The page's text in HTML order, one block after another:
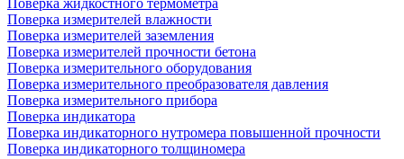
Поверка жидкостного термометра
Поверка измерителей влажности
Поверка измерителей заземления
Поверка измерителей прочности бетона
Поверка измерительного оборудования
Поверка измерительного преобразователя давления
Поверка измерительного прибора
Поверка индикатора
Поверка индикаторного нутромера повышенной прочности
Поверка индикаторного толщиномера